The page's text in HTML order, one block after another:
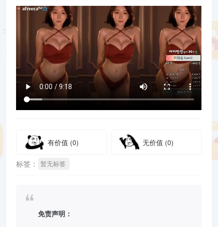
有价值 (0) 无价值 (0)
标签： 暂无标签
免责声明：